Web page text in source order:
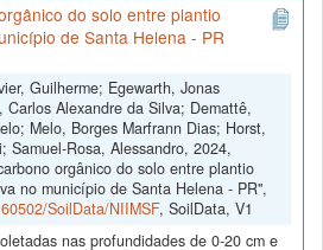
do solo entre plantio
de Santa Helena - PR
Guilherme; Egewarth, Jonas
Carlos Alexandre da Silva; Demattê,
Melo, Borges Marfrann Dias; Horst,
Samuel-Rosa, Alessandro, 2024,
orgânico do solo entre plantio
no município de Santa Helena - PR",
SoilData/NIIMSF, SoilData, V1
nas profundidades de 0-20 cm e